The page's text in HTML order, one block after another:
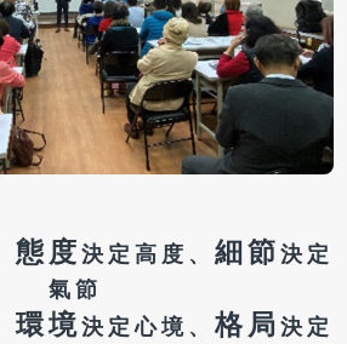
態度決定高度、 細節決定
氣節
環境決定心境、 格局 決定